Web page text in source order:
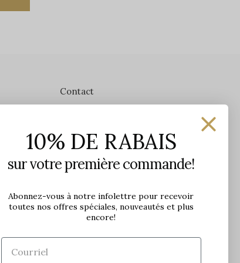
Contact
1650 avenue Jules-Verne, Local 103
G2G 2R1, Québec, Canada
Lundi: 9h - 17h
Mardi: 9h - 17h
Mercredi: 9h - 18h
Jeudi: 9h - 21h
10% DE RABAIS
sur votre première commande!
Abonnez-vous à notre infolettre pour recevoir
toutes nos offres spéciales, nouveautés et plus
encore!